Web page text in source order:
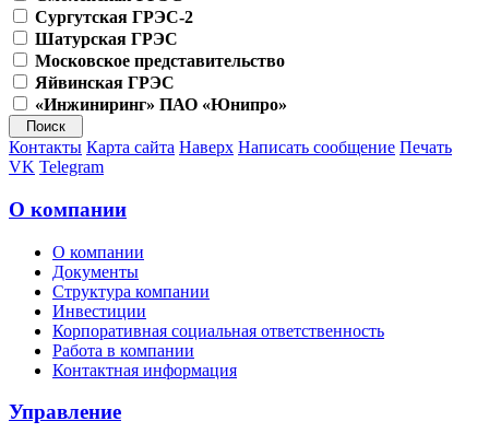
Сургутская ГРЭС-2
Шатурская ГРЭС
Московское представительство
Яйвинская ГРЭС
«Инжиниринг» ПАО «Юнипро»
Контакты Карта сайта Наверх Написать сообщение Печать
VK Telegram
О компании
О компании
Документы
Структура компании
Инвестиции
Корпоративная социальная ответственность
Работа в компании
Контактная информация
Управление